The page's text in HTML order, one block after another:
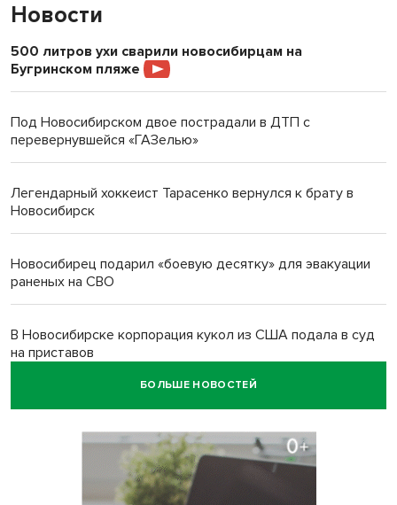
Новости
500 литров ухи сварили новосибирцам на
Бугринском пляже
Под Новосибирском двое пострадали в ДТП с
перевернувшейся «ГАЗелью»
Легендарный хоккеист Тарасенко вернулся к брату в
Новосибирск
Новосибирец подарил «боевую десятку» для эвакуации
раненых на СВО
В Новосибирске корпорация кукол из США подала в суд
на приставов
БОЛЬШЕ НОВОСТЕЙ